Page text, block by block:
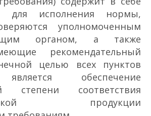
для исполнения нормы,
уполномоченным
органом, а также
рекомендательный
целью всех пунктов
обеспечение
степени соответствия
продукции